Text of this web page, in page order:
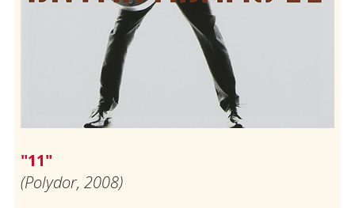
"11"
(Polydor, 2008)